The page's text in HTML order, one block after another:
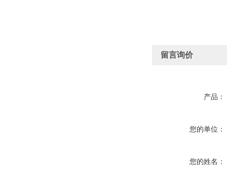
留言询价
产品：
您的单位：
您的姓名：